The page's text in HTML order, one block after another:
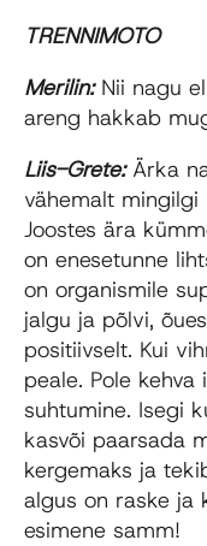
TRENNIMOTO
Merilin: Nii nagu
areng hakkab
Liis-Grete:Ärka
vähemalt
Joostes ära
on enesetunne
on organismile
jalgu ja põlvi,
positiivselt. Kui
peale. Pole
suhtumine. Isegi
kasvõi paarsada
kergemaks ja
algus on raske ja
esimene samm!